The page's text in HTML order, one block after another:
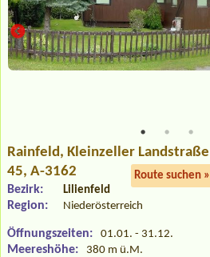
Rainfeld , Kleinzeller Landstraße
45, A-3162
Route suchen »
Bezirk: Lilienfeld
Region: Niederösterreich
Öffnungszeiten: 01.01. - 31.12.
Meereshöhe: 380 m ü.M.